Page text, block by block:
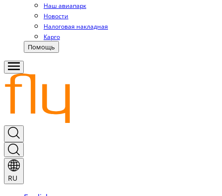
Наш авиапарк
Новости
Налоговая накладная
Карго
Помощь
RU